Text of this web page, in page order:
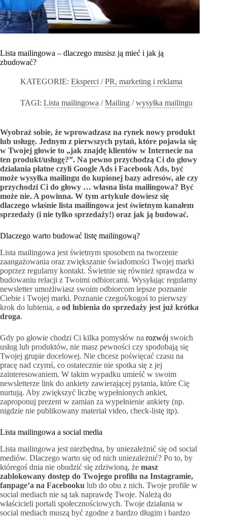
Lista mailingowa – dlaczego musisz ją mieć i jak ją
zbudować?
KATEGORIE: Eksperci /PR, marketing i reklama
TAGI: Lista mailingowa /Mailing /wysyłka mailingu
Wyobraź sobie, że wprowadzasz na rynek nowy produkt
lub usługę. Jednym z pierwszych pytań, które pojawia się
w Twojej głowie to „jak znajdę klientów w Internecie na
ten produkt/usługę?”. Na pewno przychodzą Ci do głowy
działania płatne czyli Google Ads i Facebook Ads, być
może wysyłka mailingu do kupionej bazy adresów, ale czy
przychodzi Ci do głowy … własna lista mailingowa? Być
może nie. A powinna. W tym artykule dowiesz się
dlaczego właśnie lista mailingowa jest świetnym kanałem
sprzedaży (i nie tylko sprzedaży!) oraz jak ją budować.
Dlaczego warto budować listę mailingową?
Lista mailingowa jest świetnym sposobem na tworzenie
zaangażowania oraz zwiększanie świadomości Twojej marki
poprzez regularny kontakt. Świetnie się również sprawdza w
budowaniu relacji z Twoimi odbiorcami. Wysyłając regularny
newsletter umożliwiasz swoim odbiorcom lepsze poznanie
Ciebie i Twojej marki. Poznanie czegoś/kogoś to pierwszy
krok do lubienia, a od lubienia do sprzedaży jest już krótka
droga.
Gdy po głowie chodzi Ci kilka pomysłów na rozwój swoich
usług lub produktów, nie masz pewności czy spodobają się
Twojej grupie docelowej. Nie chcesz poświęcać czasu na
pracę nad czymś, co ostatecznie nie spotka się z jej
zainteresowaniem. W takim wypadku umieść w swoim
newsletterze link do ankiety zawierającej pytania, które Cię
nurtują. Aby zwiększyć liczbę wypełnionych ankiet,
zaproponuj prezent w zamian za wypełnienie ankiety (np.
nigdzie nie publikowany materiał video, check-listę itp).
Lista mailingowa a social media
Lista mailingowa jest niezbędna, by uniezależnić się od social
mediów. Dlaczego warto się od nich uniezależnić? Po to, by
któregoś dnia nie obudzić się zdziwioną, że masz
zablokowany dostęp do Twojego profilu na Instagramie,
fanpage’a na Facebooku lub do obu z nich. Twoje profile w
social mediach nie są tak naprawdę Twoje. Należą do
właścicieli portali społecznościowych. Twoje działania w
social mediach muszą być zgodne z bardzo długim i bardzo